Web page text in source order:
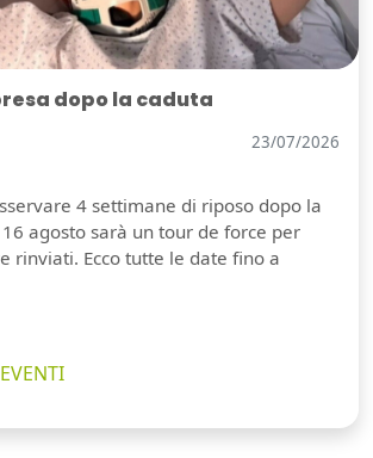
dopo la caduta
23/07/2026
4 settimane di riposo dopo la
agosto sarà un tour de force per
rinviati. Ecco tutte le date fino a